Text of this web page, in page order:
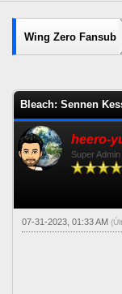
Wing Zero Fansub
Bleach: Sennen
heero-
Super Admin
07-31-2023, 01:33 AM